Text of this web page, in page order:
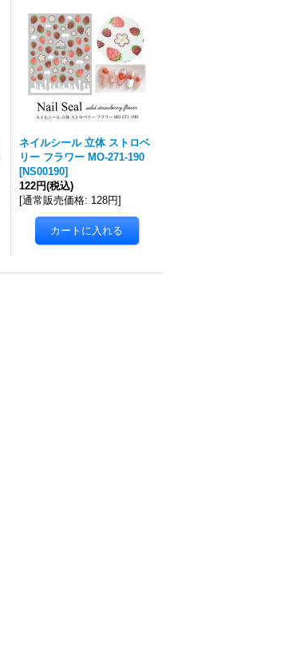
ネイルシール 立体 ストロベ
リー フラワー MO-271-190
[NS00190]
122円(税込)
[通常販売価格: 128円]